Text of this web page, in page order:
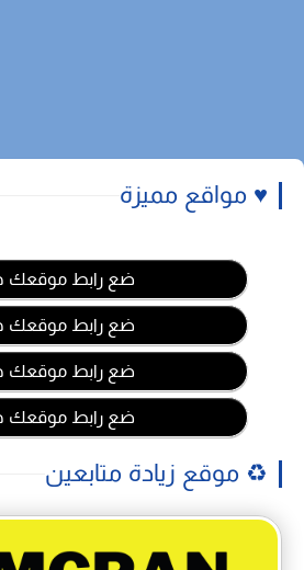
♥️ مواقع مميزة
ضع رابط موقعك هنا
ضع رابط موقعك هنا
ضع رابط موقعك هنا
ضع رابط موقعك هنا
♻️ موقع زيادة متابعين